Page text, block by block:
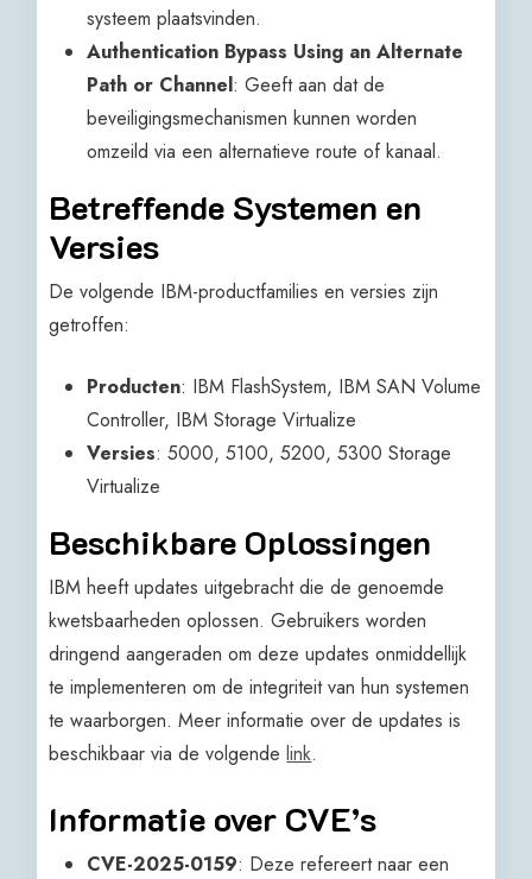
systeem plaatsvinden.
Authentication Bypass Using an Alternate
Path or Channel: Geeft aan dat de
beveiligingsmechanismen kunnen worden
omzeild via een alternatieve route of kanaal.
Betreffende Systemen en
Versies
De volgende IBM-productfamilies en versies zijn
getroffen:
Producten: IBM FlashSystem, IBM SAN Volume
Controller, IBM Storage Virtualize
Versies: 5000, 5100, 5200, 5300 Storage
Virtualize
Beschikbare Oplossingen
IBM heeft updates uitgebracht die de genoemde
kwetsbaarheden oplossen. Gebruikers worden
dringend aangeraden om deze updates onmiddellijk
te implementeren om de integriteit van hun systemen
te waarborgen. Meer informatie over de updates is
beschikbaar via de volgendelink.
Informatie over CVE’s
CVE-2025-0159: Deze refereert naar een